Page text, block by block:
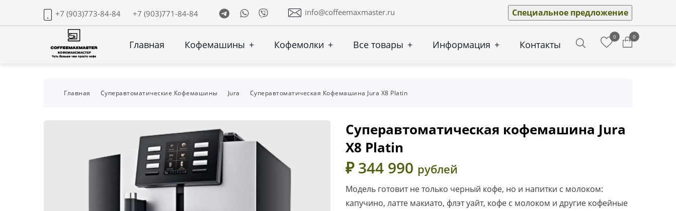
+7 (903)773-84-84 +7 (903)771-84-84 TelegramWhatsapp
Viber info@coffeemaxmaster.ru Специальное предложение
Главная Кофемашины + Кофемолки + Все товары + Информация + Контакты
0 0
Главная Суперавтоматические Кофемашины Jura Суперавтоматическая Кофемашина Jura X8 Platin
Суперавтоматическая кофемашина Jura
X8 Platin
₽ 344 990 рублей
Модель готовит не только черный кофе, но и напитки с молоком:
капучино, латте макиато, флэт уайт, кофе с молоком и другие кофейные